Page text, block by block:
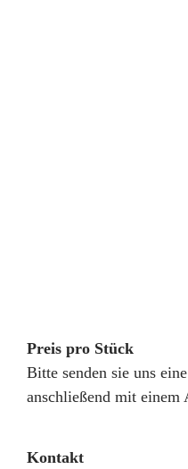
Preis pro Stück
Bitte senden sie uns
anschließend mit einem
Kontakt